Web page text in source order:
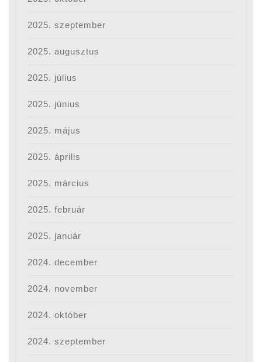
2025. szeptember
2025. augusztus
2025. július
2025. június
2025. május
2025. április
2025. március
2025. február
2025. január
2024. december
2024. november
2024. október
2024. szeptember